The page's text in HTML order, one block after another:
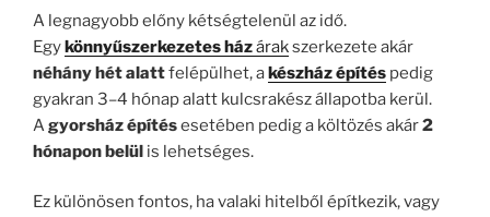
A legnagyobb előny kétségtelenül az idő.
Egykönnyűszerkezetes házárakszerkezete akár
néhány hét alattfelépülhet, akészház építés pedig
gyakran 3–4 hónap alatt kulcsrakész állapotba kerül.
Agyorsház építésesetében pedig a költözés akár2
hónapon belül is lehetséges.
Ez különösen fontos, ha valaki hitelből építkezik, vagy